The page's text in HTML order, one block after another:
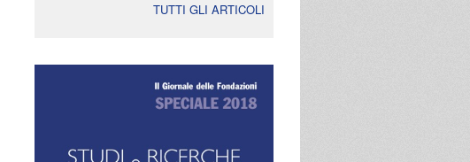
TUTTI GLI ARTICOLI